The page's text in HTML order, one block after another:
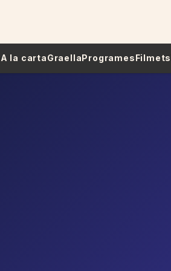
A la cartaGraellaProgramesFilmets